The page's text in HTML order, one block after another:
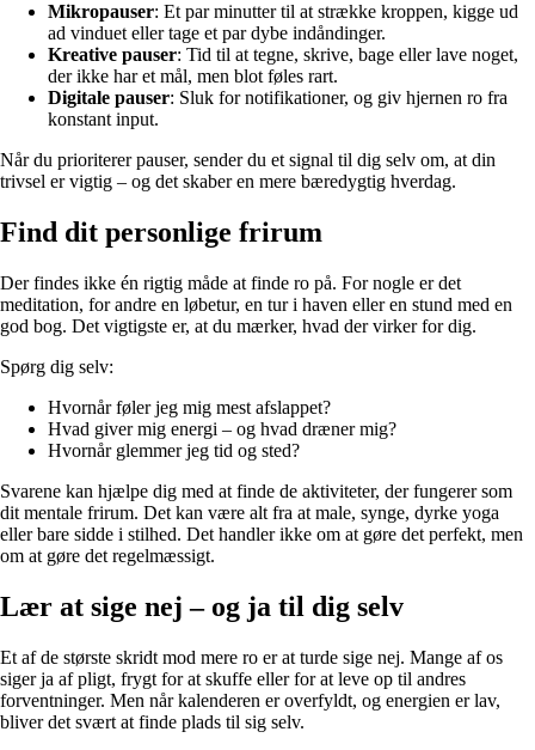
Mikropauser: Et par minutter til at strække kroppen, kigge ud
ad vinduet eller tage et par dybe indåndinger.
Kreative pauser: Tid til at tegne, skrive, bage eller lave noget,
der ikke har et mål, men blot føles rart.
Digitale pauser: Sluk for notifikationer, og giv hjernen ro fra
konstant input.
Når du prioriterer pauser, sender du et signal til dig selv om, at din
trivsel er vigtig – og det skaber en mere bæredygtig hverdag.
Find dit personlige frirum
Der findes ikke én rigtig måde at finde ro på. For nogle er det
meditation, for andre en løbetur, en tur i haven eller en stund med en
god bog. Det vigtigste er, at du mærker, hvad der virker for dig.
Spørg dig selv:
Hvornår føler jeg mig mest afslappet?
Hvad giver mig energi – og hvad dræner mig?
Hvornår glemmer jeg tid og sted?
Svarene kan hjælpe dig med at finde de aktiviteter, der fungerer som
dit mentale frirum. Det kan være alt fra at male, synge, dyrke yoga
eller bare sidde i stilhed. Det handler ikke om at gøre det perfekt, men
om at gøre det regelmæssigt.
Lær at sige nej – og ja til dig selv
Et af de største skridt mod mere ro er at turde sige nej. Mange af os
siger ja af pligt, frygt for at skuffe eller for at leve op til andres
forventninger. Men når kalenderen er overfyldt, og energien er lav,
bliver det svært at finde plads til sig selv.